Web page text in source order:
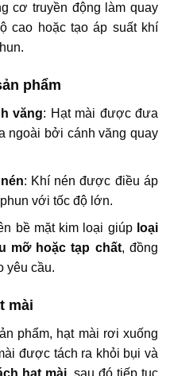
cơ truyền động làm quay
cao hoặc tạo áp suất khí
phẩm
văng: Hạt mài được đưa
ngoài bởi cánh văng quay
: Khí nén được điều áp
với tốc độ lớn.
bề mặt kim loại giúp loại
mỡ hoặc tạp chất, đồng
yêu cầu.
mài
phẩm, hạt mài rơi xuống
được tách ra khỏi bụi và
hạt mài, sau đó tiếp tục